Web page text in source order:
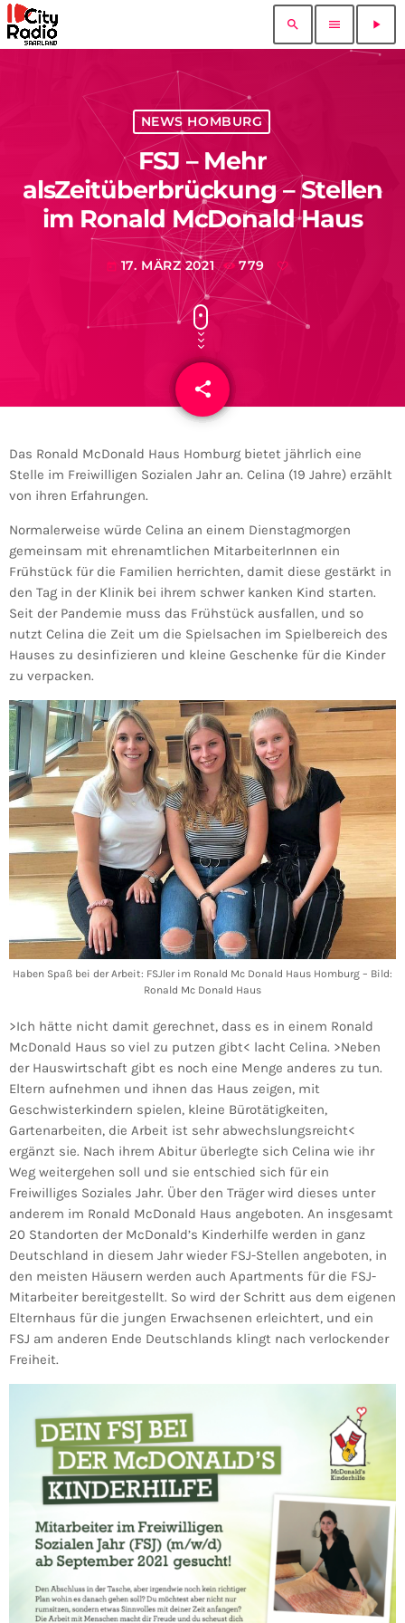
search menu play_arrow
NEWS HOMBURG
FSJ – Mehr
alsZeitüberbrückung – Stellen
im Ronald McDonald Haus
today 17. MÄRZ 2021 779
share
email
Das Ronald McDonald Haus Homburg bietet jährlich eine
Stelle im Freiwilligen Sozialen Jahr an. Celina (19 Jahre) erzählt
von ihren Erfahrungen.
Normalerweise würde Celina an einem Dienstagmorgen
gemeinsam mit ehrenamtlichen MitarbeiterInnen ein
Frühstück für die Familien herrichten, damit diese gestärkt in
den Tag in der Klinik bei ihrem schwer kanken Kind starten.
Seit der Pandemie muss das Frühstück ausfallen, und so
nutzt Celina die Zeit um die Spielsachen im Spielbereich des
Hauses zu desinfizieren und kleine Geschenke für die Kinder
zu verpacken.
Haben Spaß bei der Arbeit: FSJler im Ronald Mc Donald Haus Homburg – Bild:
Ronald Mc Donald Haus
>Ich hätte nicht damit gerechnet, dass es in einem Ronald
McDonald Haus so viel zu putzen gibt< lacht Celina. >Neben
der Hauswirtschaft gibt es noch eine Menge anderes zu tun.
Eltern aufnehmen und ihnen das Haus zeigen, mit
Geschwisterkindern spielen, kleine Bürotätigkeiten,
Gartenarbeiten, die Arbeit ist sehr abwechslungsreicht<
ergänzt sie. Nach ihrem Abitur überlegte sich Celina wie ihr
Weg weitergehen soll und sie entschied sich für ein
Freiwilliges Soziales Jahr. Über den Träger wird dieses unter
anderem im Ronald McDonald Haus angeboten. An insgesamt
20 Standorten der McDonald’s Kinderhilfe werden in ganz
Deutschland in diesem Jahr wieder FSJ-Stellen angeboten, in
den meisten Häusern werden auch Apartments für die FSJ-
Mitarbeiter bereitgestellt. So wird der Schritt aus dem eigenen
Elternhaus für die jungen Erwachsenen erleichtert, und ein
FSJ am anderen Ende Deutschlands klingt nach verlockender
Freiheit.